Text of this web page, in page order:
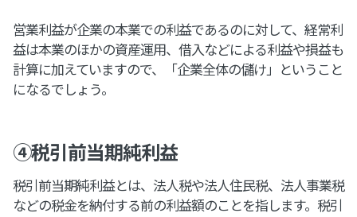
営業利益が企業の本業での利益であるのに対して、経常利
益は本業のほかの資産運用、借入などによる利益や損益も
計算に加えていますので、「企業全体の儲け」ということ
になるでしょう。
④税引前当期純利益
税引前当期純利益とは、法人税や法人住民税、法人事業税
などの税金を納付する前の利益額のことを指します。税引